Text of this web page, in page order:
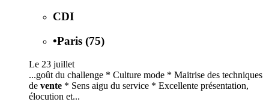
CDI
•Paris (75)
Le 23 juillet
...goût du challenge * Culture mode * Maitrise des techniques
de vente * Sens aigu du service * Excellente présentation,
élocution et...